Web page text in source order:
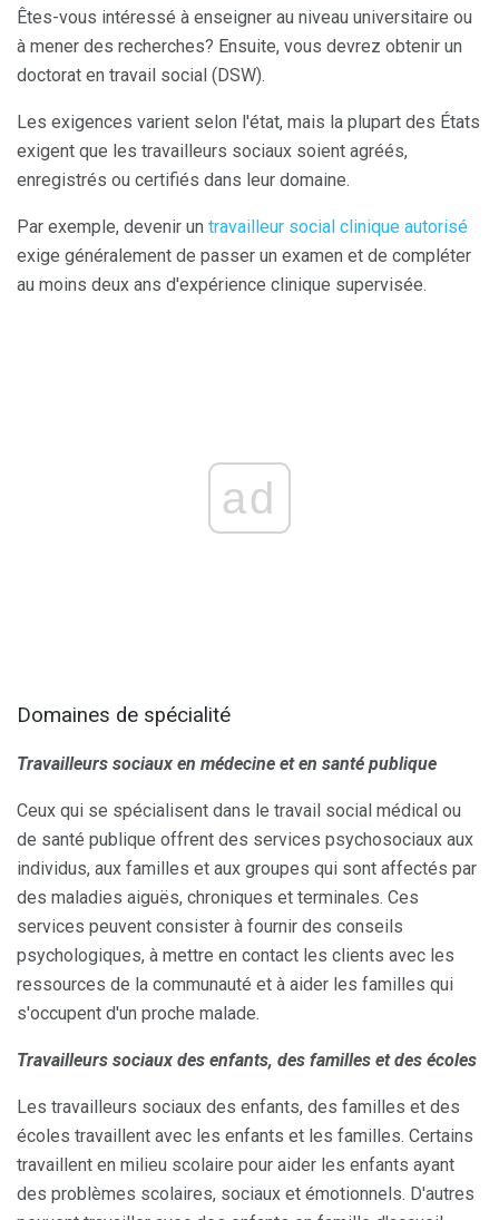
Êtes-vous intéressé à enseigner au niveau universitaire ou
à mener des recherches? Ensuite, vous devrez obtenir un
doctorat en travail social (DSW).
Les exigences varient selon l'état, mais la plupart des États
exigent que les travailleurs sociaux soient agréés,
enregistrés ou certifiés dans leur domaine.
Par exemple, devenir un travailleur social clinique autorisé
exige généralement de passer un examen et de compléter
au moins deux ans d'expérience clinique supervisée.
ad
Domaines de spécialité
Travailleurs sociaux en médecine et en santé publique
Ceux qui se spécialisent dans le travail social médical ou
de santé publique offrent des services psychosociaux aux
individus, aux familles et aux groupes qui sont affectés par
des maladies aiguës, chroniques et terminales. Ces
services peuvent consister à fournir des conseils
psychologiques, à mettre en contact les clients avec les
ressources de la communauté et à aider les familles qui
s'occupent d'un proche malade.
Travailleurs sociaux des enfants, des familles et des écoles
Les travailleurs sociaux des enfants, des familles et des
écoles travaillent avec les enfants et les familles. Certains
travaillent en milieu scolaire pour aider les enfants ayant
des problèmes scolaires, sociaux et émotionnels. D'autres